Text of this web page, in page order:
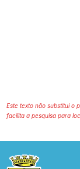
Este texto não substitui o
facilita a pesquisa para